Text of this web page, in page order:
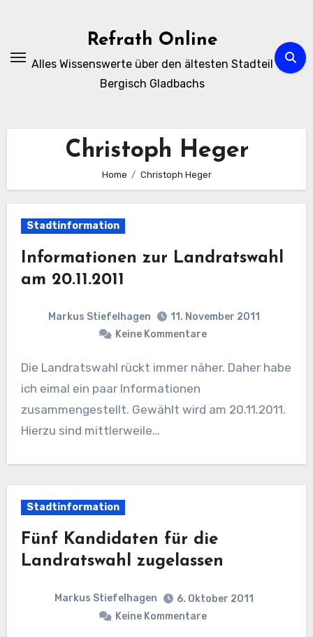
Refrath Online
Alles Wissenswerte über den ältesten Stadteil
Bergisch Gladbachs
Christoph Heger
Home Christoph Heger
Stadtinformation
Informationen zur Landratswahl
am 20.11.2011
Markus Stiefelhagen
11. November 2011
Keine Kommentare
Die Landratswahl rückt immer näher. Daher habe
ich eimal ein paar Informationen
zusammengestellt. Gewählt wird am 20.11.2011.
Hierzu sind mittlerweile…
Stadtinformation
Fünf Kandidaten für die
Landratswahl zugelassen
Markus Stiefelhagen
6. Oktober 2011
Keine Kommentare